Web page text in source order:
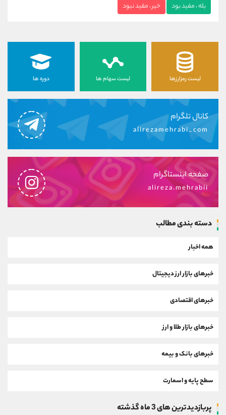
بله ، مفید بود خیر ، مفید نبود
لیست رمزارزها لیست سهام ها دوره ها
کانال تلگرام
alirezamehrabi_com
صفحه اینستاگرام
alireza.mehrabii
دسته بندی مطالب
همه اخبار
خبرهای بازار ارز دیجیتال
خبرهای اقتصادی
خبرهای بازار طلا و ارز
خبرهای بانک و بیمه
سطح پایه و اسمارت
پربازدیدترین های 3 ماه گذشته